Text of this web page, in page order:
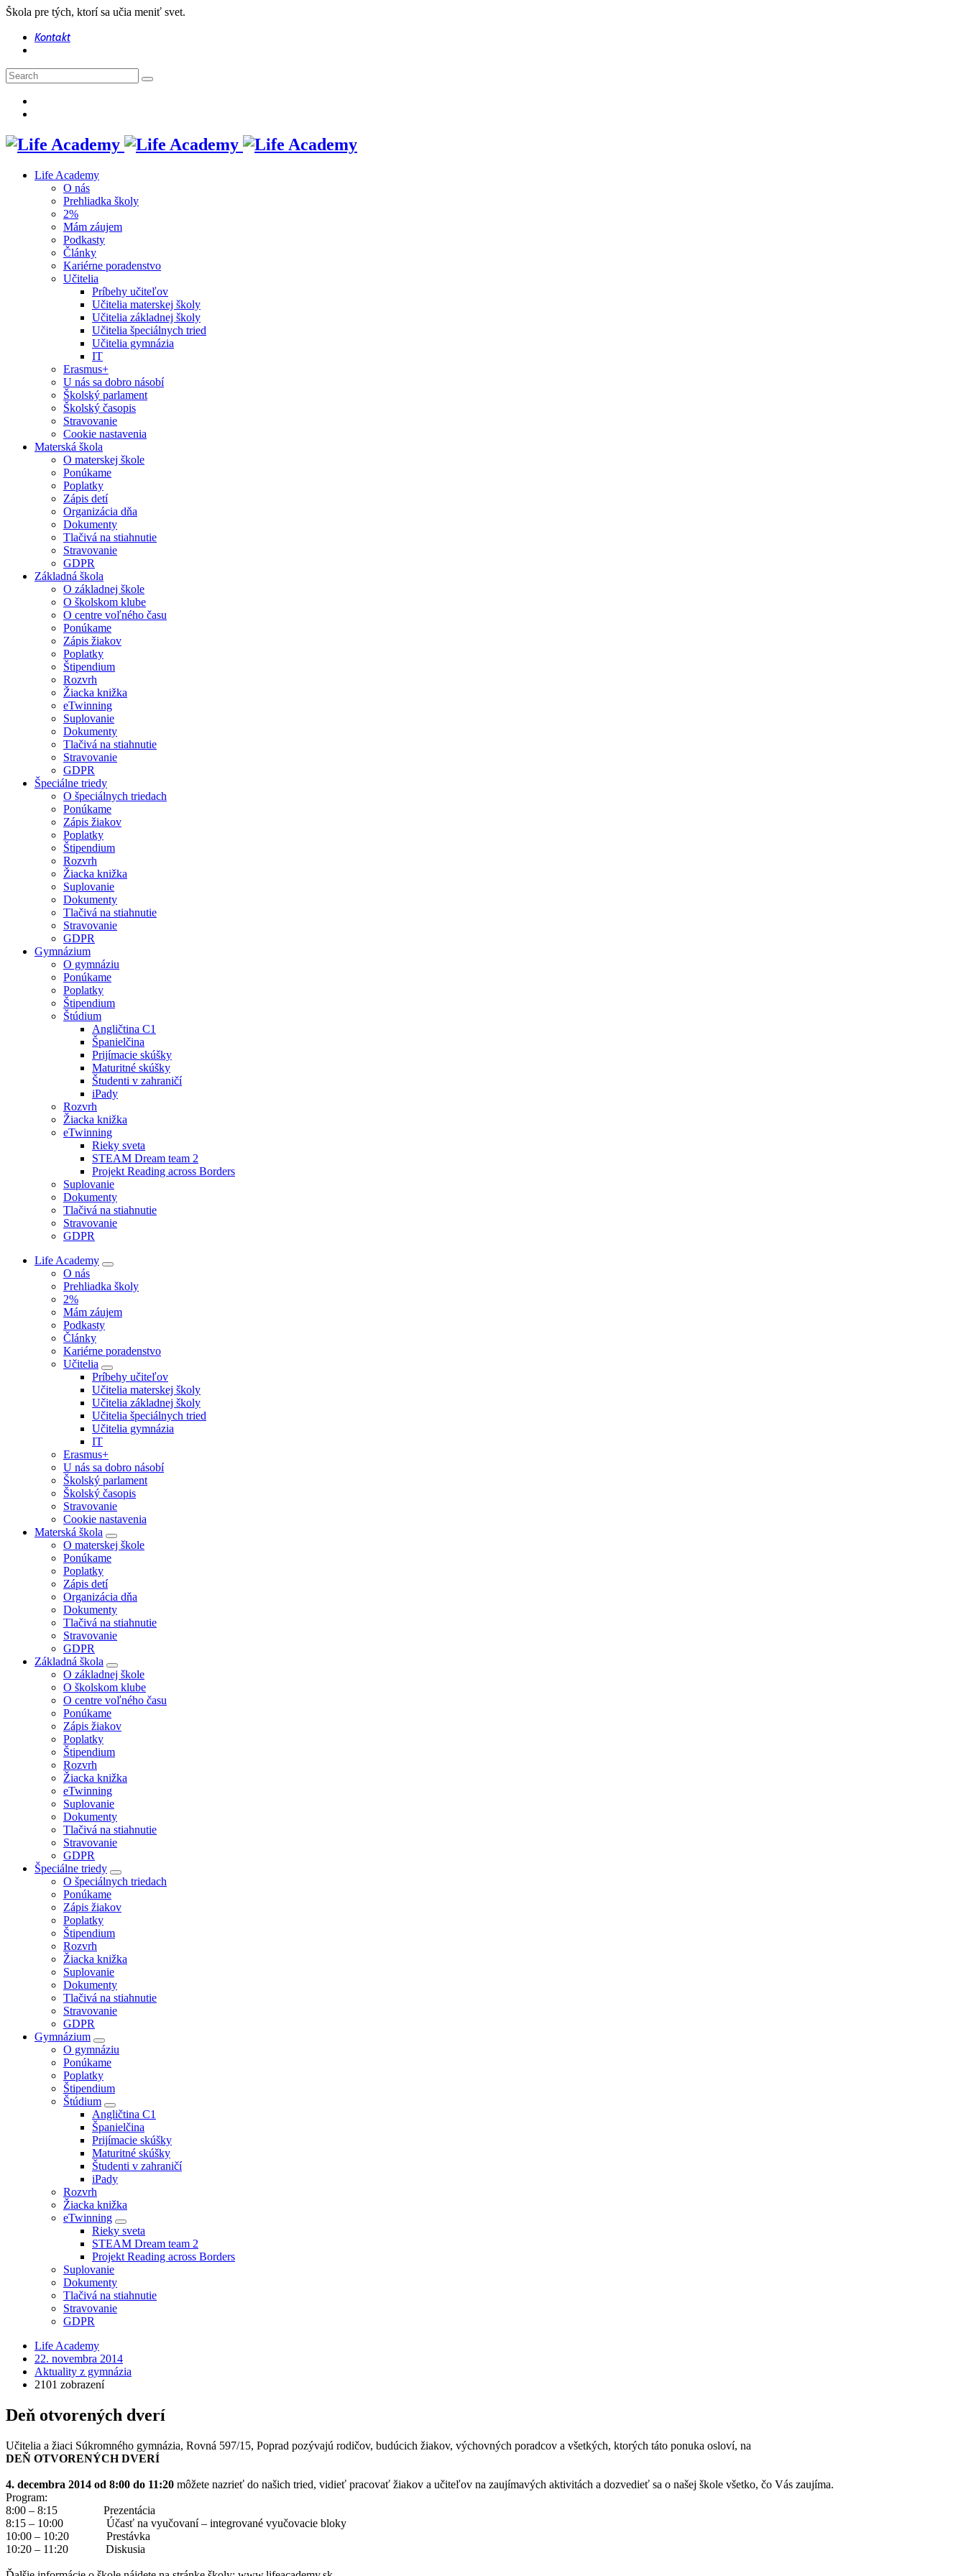
Škola pre tých, ktorí sa učia meniť svet.
Kontakt
Life Academy
O nás
Prehliadka školy
2%
Mám záujem
Podkasty
Články
Kariérne poradenstvo
Učitelia
Príbehy učiteľov
Učitelia materskej školy
Učitelia základnej školy
Učitelia špeciálnych tried
Učitelia gymnázia
IT
Erasmus+
U nás sa dobro násobí
Školský parlament
Školský časopis
Stravovanie
Cookie nastavenia
Materská škola
O materskej škole
Ponúkame
Poplatky
Zápis detí
Organizácia dňa
Dokumenty
Tlačivá na stiahnutie
Stravovanie
GDPR
Základná škola
O základnej škole
O školskom klube
O centre voľného času
Ponúkame
Zápis žiakov
Poplatky
Štipendium
Rozvrh
Žiacka knižka
eTwinning
Suplovanie
Dokumenty
Tlačivá na stiahnutie
Stravovanie
GDPR
Špeciálne triedy
O špeciálnych triedach
Ponúkame
Zápis žiakov
Poplatky
Štipendium
Rozvrh
Žiacka knižka
Suplovanie
Dokumenty
Tlačivá na stiahnutie
Stravovanie
GDPR
Gymnázium
O gymnáziu
Ponúkame
Poplatky
Štipendium
Štúdium
Angličtina C1
Španielčina
Prijímacie skúšky
Maturitné skúšky
Študenti v zahraničí
iPady
Rozvrh
Žiacka knižka
eTwinning
Rieky sveta
STEAM Dream team 2
Projekt Reading across Borders
Suplovanie
Dokumenty
Tlačivá na stiahnutie
Stravovanie
GDPR
Life Academy
O nás
Prehliadka školy
2%
Mám záujem
Podkasty
Články
Kariérne poradenstvo
Učitelia
Príbehy učiteľov
Učitelia materskej školy
Učitelia základnej školy
Učitelia špeciálnych tried
Učitelia gymnázia
IT
Erasmus+
U nás sa dobro násobí
Školský parlament
Školský časopis
Stravovanie
Cookie nastavenia
Materská škola
O materskej škole
Ponúkame
Poplatky
Zápis detí
Organizácia dňa
Dokumenty
Tlačivá na stiahnutie
Stravovanie
GDPR
Základná škola
O základnej škole
O školskom klube
O centre voľného času
Ponúkame
Zápis žiakov
Poplatky
Štipendium
Rozvrh
Žiacka knižka
eTwinning
Suplovanie
Dokumenty
Tlačivá na stiahnutie
Stravovanie
GDPR
Špeciálne triedy
O špeciálnych triedach
Ponúkame
Zápis žiakov
Poplatky
Štipendium
Rozvrh
Žiacka knižka
Suplovanie
Dokumenty
Tlačivá na stiahnutie
Stravovanie
GDPR
Gymnázium
O gymnáziu
Ponúkame
Poplatky
Štipendium
Štúdium
Angličtina C1
Španielčina
Prijímacie skúšky
Maturitné skúšky
Študenti v zahraničí
iPady
Rozvrh
Žiacka knižka
eTwinning
Rieky sveta
STEAM Dream team 2
Projekt Reading across Borders
Suplovanie
Dokumenty
Tlačivá na stiahnutie
Stravovanie
GDPR
Life Academy
22. novembra 2014
Aktuality z gymnázia
2101 zobrazení
Deň otvorených dverí
Učitelia a žiaci Súkromného gymnázia, Rovná 597/15, Poprad pozývajú rodičov, budúcich žiakov, výchovných poradcov a všetkých, ktorých táto ponuka osloví, na
DEŇ OTVORENÝCH DVERÍ
4. decembra 2014 od 8:00 do 11:20 môžete nazrieť do našich tried, vidieť pracovať žiakov a učiteľov na zaujímavých aktivitách a dozvedieť sa o našej škole všetko, čo Vás zaujíma.
Program:
8:00 – 8:15 Prezentácia
8:15 – 10:00 Účasť na vyučovaní – integrované vyučovacie bloky
10:00 – 10:20 Prestávka
10:20 – 11:20 Diskusia